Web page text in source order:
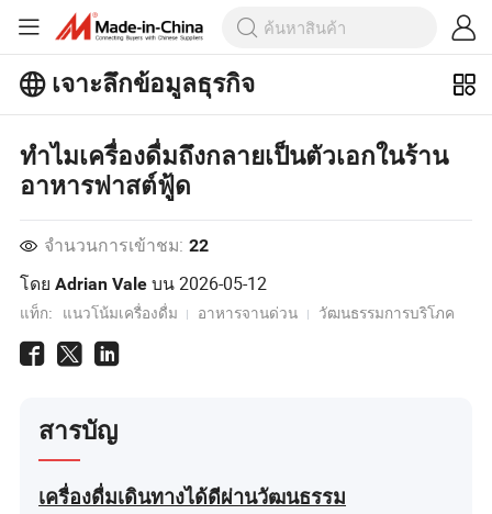
เจาะลึกข้อมูลธุรกิจ
ทำไมเครื่องดื่มถึงกลายเป็นตัวเอกในร้าน
อาหารฟาสต์ฟู้ด
จำนวนการเข้าชม: 22
โดยAdrian Vale บน2026-05-12
แท็ก: แนวโน้มเครื่องดื่ม อาหารจานด่วน วัฒนธรรมการบริโภค
สารบัญ
เครื่องดื่มเดินทางได้ดีผ่านวัฒนธรรม